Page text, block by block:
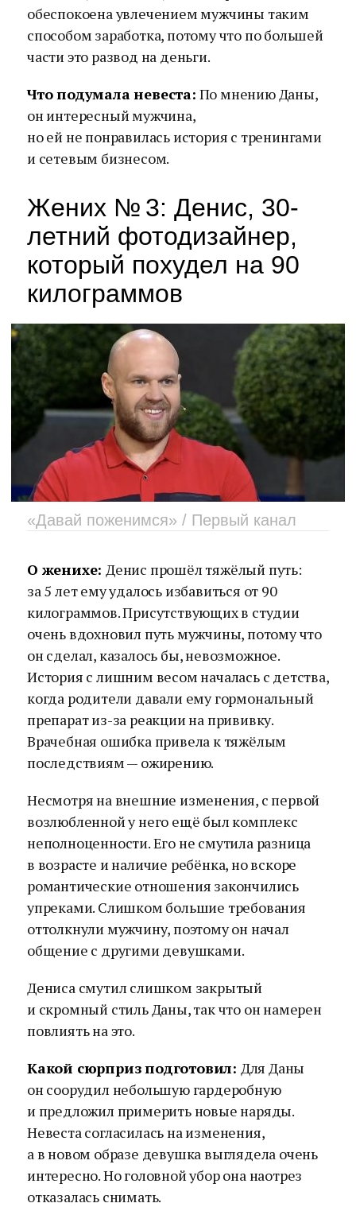
обеспокоена увлечением мужчины таким
способом заработка, потому что по большей
части это развод на деньги.
Что подумала невеста: По мнению Даны,
он интересный мужчина,
но ей не понравилась история с тренингами
и сетевым бизнесом.
Жених № 3: Денис, 30-
летний фотодизайнер,
который похудел на 90
килограммов
«Давай поженимся» / Первый канал
О женихе: Денис прошёл тяжёлый путь:
за 5 лет ему удалось избавиться от 90
килограммов. Присутствующих в студии
очень вдохновил путь мужчины, потому что
он сделал, казалось бы, невозможное.
История с лишним весом началась с детства,
когда родители давали ему гормональный
препарат из-за реакции на прививку.
Врачебная ошибка привела к тяжёлым
последствиям — ожирению.
Несмотря на внешние изменения, с первой
возлюбленной у него ещё был комплекс
неполноценности. Его не смутила разница
в возрасте и наличие ребёнка, но вскоре
романтические отношения закончились
упреками. Слишком большие требования
оттолкнули мужчину, поэтому он начал
общение с другими девушками.
Дениса смутил слишком закрытый
и скромный стиль Даны, так что он намерен
повлиять на это.
Какой сюрприз подготовил: Для Даны
он соорудил небольшую гардеробную
и предложил примерить новые наряды.
Невеста согласилась на изменения,
а в новом образе девушка выглядела очень
интересно. Но головной убор она наотрез
отказалась снимать.